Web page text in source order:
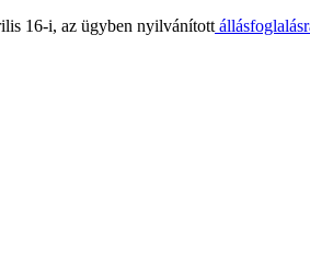
16-i, az ügyben nyilvánított